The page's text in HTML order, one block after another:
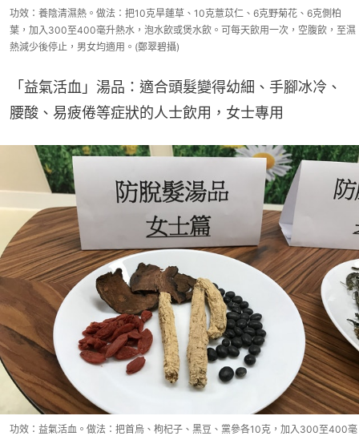
功效：養陰清濕熱。做法：把10克旱蓮草、10克薏苡仁、6克野菊花、6克側柏
葉，加入300至400毫升熱水，泡水飲或煲水飲。可每天飲用一次，空腹飲，至濕
熱減少後停止，男女均適用。(鄭翠碧攝)
「益氣活血」湯品：適合頭髮變得幼細、手腳冰冷、
腰酸、易疲倦等症狀的人士飲用，女士專用
功效：益氣活血。做法：把首烏、枸杞子、黑豆、黨參各10克，加入300至400毫